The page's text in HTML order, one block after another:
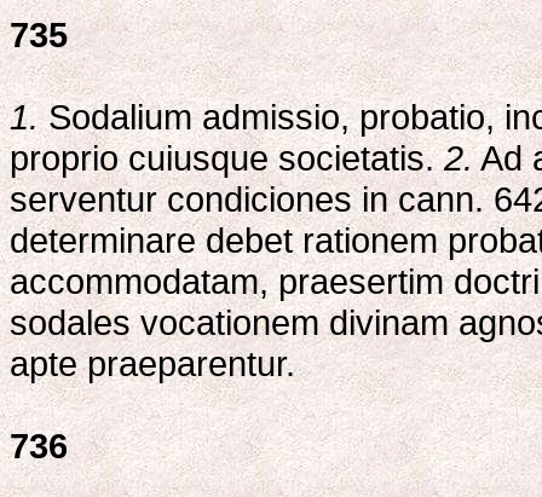
735
1.Sodalium admissio, probatio,
proprio cuiusque societatis.2.Ad
serventur condiciones in cann.
determinare debet rationem
accommodatam, praesertim
sodales vocationem divinam
apte praeparentur.
736